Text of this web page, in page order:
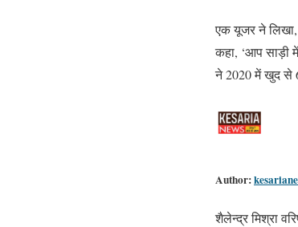
एक यूजर ने लिखा,
कहा, ‘आप साड़ी
ने 2020 में खुद से
Author:
शैलेन्द्र मिश्रा